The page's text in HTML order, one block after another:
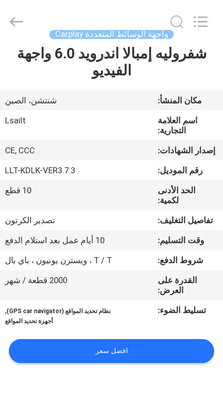
منزل،
منتجات
أشرطة
فيديو
معلومات
المعمل
الجودة
اتصل
بنا
Electron
Co.,Ltd.
واجهة الوسائط المتعددة Carplay
شفروليه إمبالا اندرويد 6.0 واجهة
الفيديو
مكان المنشأ:
شنتشن، الصين
اسم العلامة
التجارية:
Lsailt
إصدار الشهادات:
CE, CCC
رقم الموديل:
LLT-KDLK-VER3.7.3
الحد الأدنى
لكمية:
10 قطع
تفاصيل التغليف:
تصدير الكرتون
وقت التسليم:
10 أيام عمل بعد استلام الدفع
شروط الدفع:
T / T ، ويسترن يونيون ، باي بال
القدرة على
العرض:
2000 قطعة / شهر
تسليط الضوء: نظام تحديد المواقع (GPS car navigator) ,
أجهزة تحديد المواقع
افضل سعر